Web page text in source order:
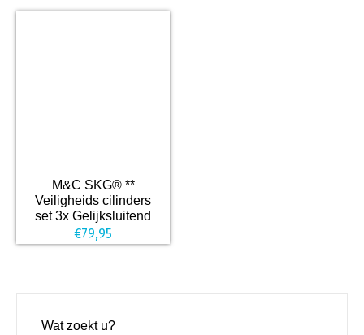
M&C SKG® **
Veiligheids cilinders
set 3x Gelijksluitend
€79,95
Wat zoekt u?